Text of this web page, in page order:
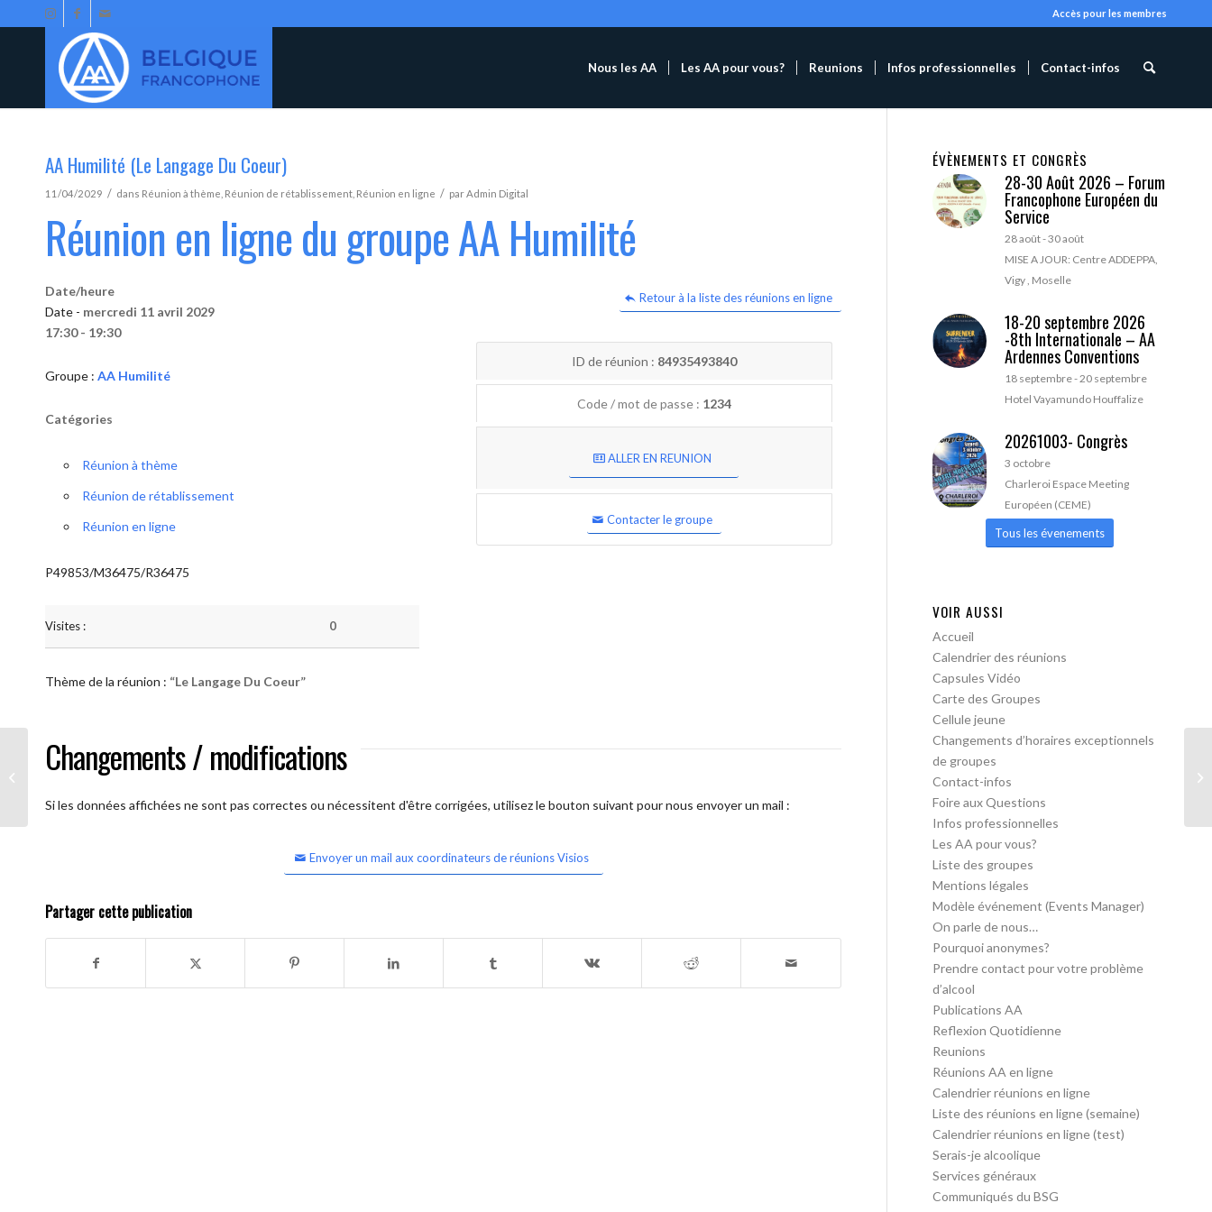
Accès pour les membres
Nous les AA Les AA pour vous? Reunions Infos professionnelles Contact-infos
AA Humilité (Le Langage Du Coeur)
11/04/2029 / dans Réunion à thème Réunion de rétablissement Réunion en ligne / parAdmin Digital
Réunion en ligne du groupe AA Humilité
Retour à la liste des réunions en ligne
Date/heure
Date - mercredi 11 avril 2029
17:30 - 19:30
Groupe : AA Humilité
Catégories
Réunion à thème
Réunion de rétablissement
Réunion en ligne
P49853/M36475/R36475
Visites : 0
ID de réunion : 84935493840
Code / mot de passe : 1234
ALLER EN REUNION
Contacter le groupe
Thème de la réunion : “Le Langage Du Coeur”
Changements / modifications
Si les données affichées ne sont pas correctes ou nécessitent d'être corrigées, utilisez le bouton suivant pour nous envoyer un mail :
Envoyer un mail aux coordinateurs de réunions Visios
Partager cette publication
ÉVÈNEMENTS ET CONGRÈS
28-30 Août 2026 – Forum
Francophone Européen du
Service
28 août-30 août
MISE A JOUR: Centre ADDEPPA,
Vigy , Moselle
18-20 septembre 2026
-8th Internationale – AA
Ardennes Conventions
18 septembre-20 septembre
Hotel Vayamundo Houffalize
20261003- Congrès
3 octobre
Charleroi Espace Meeting
Européen (CEME)
Tous les évenements
VOIR AUSSI
Accueil
Calendrier des réunions
Capsules Vidéo
Carte des Groupes
Cellule jeune
Changements d’horaires exceptionnels
de groupes
Contact-infos
Foire aux Questions
Infos professionnelles
Les AA pour vous?
Liste des groupes
Mentions légales
Modèle événement (Events Manager)
On parle de nous…
Pourquoi anonymes?
Prendre contact pour votre problème
d’alcool
Publications AA
Reflexion Quotidienne
Reunions
Réunions AA en ligne
Calendrier réunions en ligne
Liste des réunions en ligne (semaine)
Calendrier réunions en ligne (test)
Serais-je alcoolique
Services généraux
Communiqués du BSG
AA Humilité (Le Langage Du Coeur)